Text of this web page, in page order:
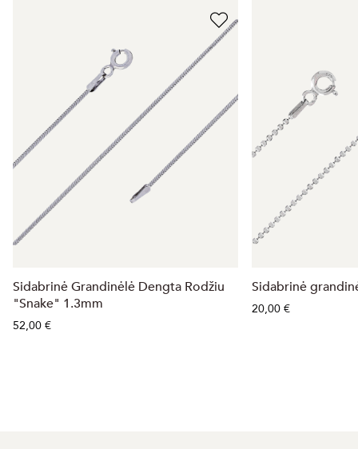
Sidabrinė Grandinėlė Dengta Rodžiu
"Snake" 1.3mm
52,00 €
Sidabrinė
20,00 €